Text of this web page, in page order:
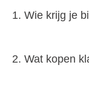
1. Wie krijg je
2. Wat kopen